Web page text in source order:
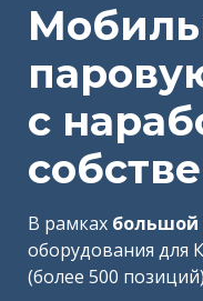
с
В рамках большой
оборудования для
(более 500 позиций)